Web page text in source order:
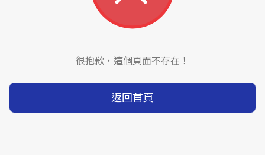
很抱歉，這個頁面不存在！
返回首頁